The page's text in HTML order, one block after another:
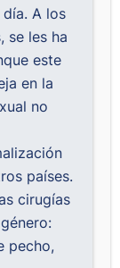
A los
se les ha
este
en la
no
países.
cirugías
pecho,